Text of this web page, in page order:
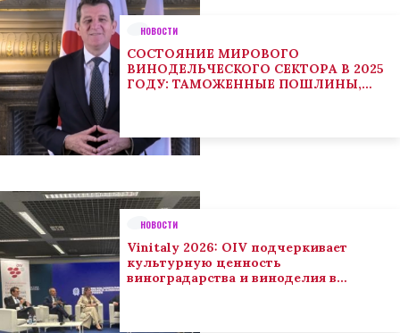
НОВОСТИ
СОСТОЯНИЕ МИРОВОГО
ВИНОДЕЛЬЧЕСКОГО СЕКТОРА В 2025
ГОДУ: ТАМОЖЕННЫЕ ПОШЛИНЫ,
НОВОСТИ
Vinitaly 2026: OIV подчеркивает
культурную ценность
виноградарства и виноделия в